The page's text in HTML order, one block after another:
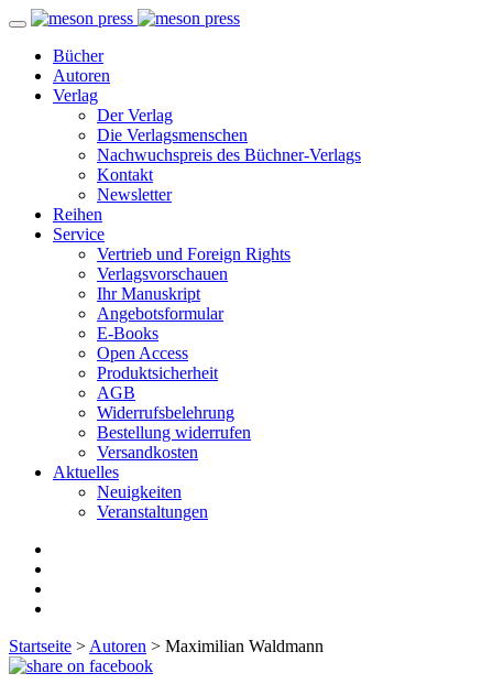
Bücher
Autoren
Verlag
Der Verlag
Die Verlagsmenschen
Nachwuchspreis des Büchner-Verlags
Kontakt
Newsletter
Reihen
Service
Vertrieb und Foreign Rights
Verlagsvorschauen
Ihr Manuskript
Angebotsformular
E-Books
Open Access
Produktsicherheit
AGB
Widerrufsbelehrung
Bestellung widerrufen
Versandkosten
Aktuelles
Neuigkeiten
Veranstaltungen
Startseite > Autoren > Maximilian Waldmann